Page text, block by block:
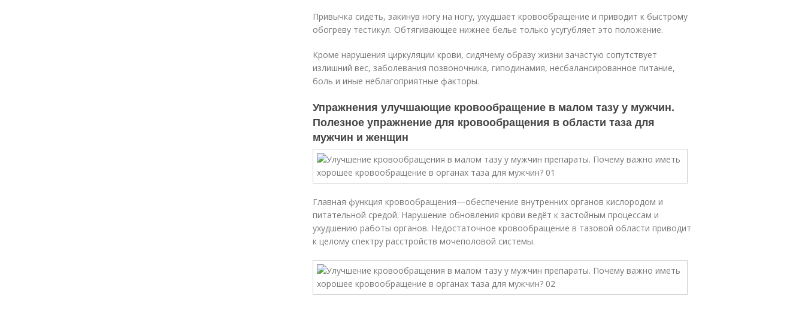
Привычка сидеть, закинув ногу на ногу, ухудшает кровообращение и приводит к быстрому
обогреву тестикул. Обтягивающее нижнее белье только усугубляет это положение.
Кроме нарушения циркуляции крови, сидячему образу жизни зачастую сопутствует
излишний вес, заболевания позвоночника, гиподинамия, несбалансированное питание,
боль и иные неблагоприятные факторы.
Упражнения улучшающие кровообращение в малом тазу у мужчин.
Полезное упражнение для кровообращения в области таза для
мужчин и женщин
Главная функция кровообращения—обеспечение внутренних органов кислородом и
питательной средой. Нарушение обновления крови ведёт к застойным процессам и
ухудшению работы органов. Недостаточное кровообращение в тазовой области приводит
к целому спектру расстройств мочеполовой системы.